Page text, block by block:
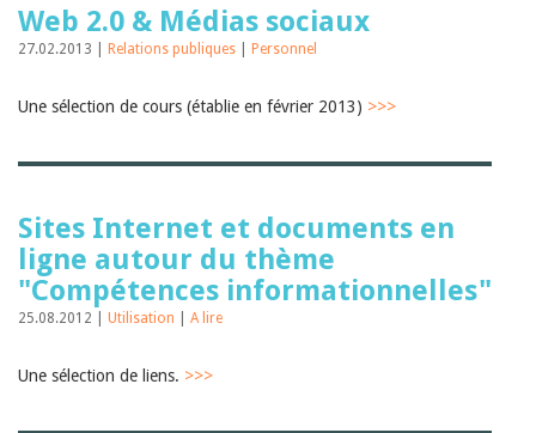
Web 2.0 & Médias sociaux
27.02.2013 | Relations publiques Personnel
Une sélection de cours (établie en février 2013) >>>
Sites Internet et documents en
ligne autour du thème
"Compétences informationnelles"
25.08.2012 | Utilisation A lire
Une sélection de liens. >>>